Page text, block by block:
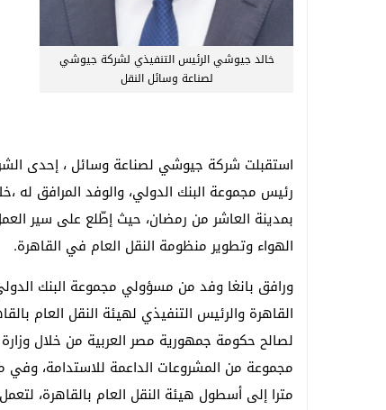
خالد جيوشي الرئيس التنفيذي لشركة جيوشي
لصناعة وسائل النقل
استقبلت شركة جيوشي لصناعة وسائل ، إحدى
رئيس مجموعة البنك الدولي، والوفد المرافق له
بمدينة العاشر من رمضان، حيث إطّلع على سير
الهواء وتطوير منظومة النقل العام في القاهرة.
ورافق بانغا وفد من مسؤولي مجموعة البنك
القاهرة والرئيس التنفيذي لهيئة النقل العام
لصالح حكومة جمهورية مصر العربية من خلال
مترا إلى أسطول هيئة النقل العام بالقاهرة،